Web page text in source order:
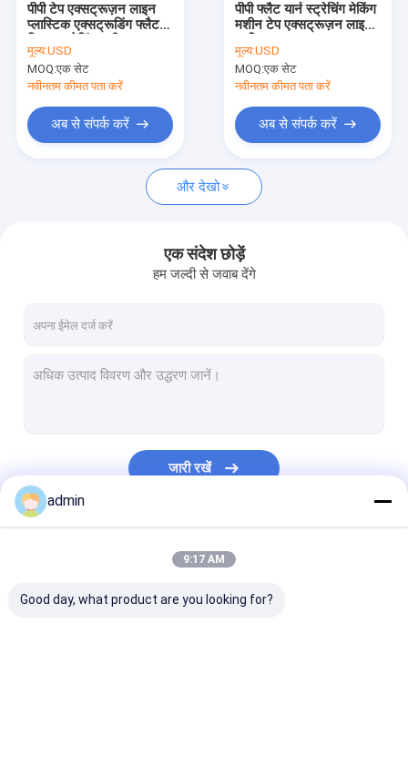
गुणवत्ता नियंत्रण
संपर्क करें
समाचार
एक उद्धरण की विनती करे
मोनोफिलामेंट एक्सट्रूज़न लाइन
कृत्रिम घास उत्पादन लाइन
स्वचालित काटने और सिलाई मशीन
पीपी टेप एक्सट्रूज़न लाइन
प्लास्टिक एक्सट्रूडिंग फ्लैट
380KW
मूल्य:USD
MOQ:एक सेट
नवीनतम कीमत पता करें
अब से संपर्क करें
पीपी फ्लैट यार्न स्ट्रेचिंग मेकिंग
मशीन टेप एक्सट्रूज़न लाइन
मूल्य:USD
MOQ:एक सेट
नवीनतम कीमत पता करें
अब से संपर्क करें
और देखो
एक संदेश छोड़ें
हम जल्दी से जवाब देंगे
जारी रखें
admin
9:17 AM
Good day, what product are you looking for?